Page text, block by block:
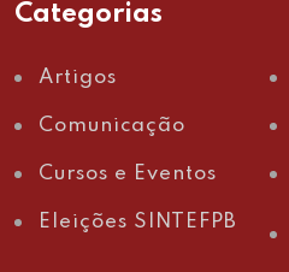
Categorias
Artigos
Comunicação
Cursos e Eventos
Eleições SINTEFPB